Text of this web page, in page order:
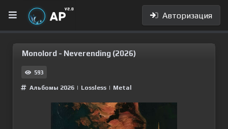
Авторизация
Monolord - Neverending (2026)
593
Альбомы 2026 | Lossless | Metal